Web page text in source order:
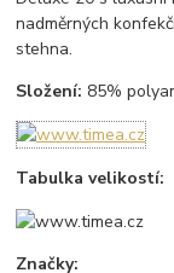
nadměrných
stehna.
Složení: 85%
Tabulka velikostí:
Značky: